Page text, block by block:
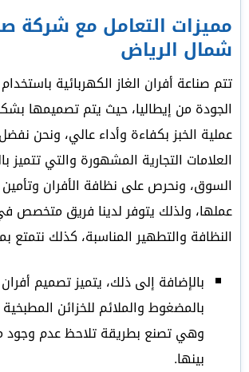
مميزات التعامل مع شركة
شمال الرياض
تتم صناعة أفران الغاز الكهربائية
الجودة من إيطاليا، حيث يتم تصميمها
عملية الخبز بكفاءة وأداء عالي، ونحن
العلامات التجارية المشهورة والتي تتميز
السوق، ونحرص على نظافة الأفران
عملها، ولذلك يتوفر لدينا فريق متخصص
النظافة والتطهير المناسبة، كذلك نتمتع
بالإضافة إلى ذلك، يتميز تصميم أفران
بالمضغوط والملائم للخزائن المطبخية
وهي تصنع بطريقة تلاحظ عدم وجود
بينها.